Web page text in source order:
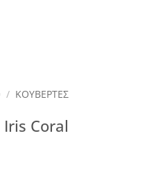
/ ΚΟΥΒΕΡΤΕΣ
Coral